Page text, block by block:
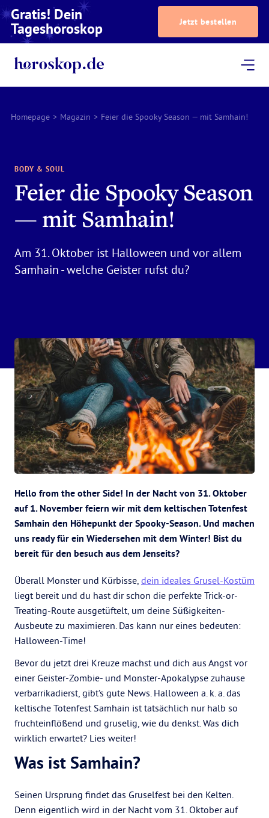
Gratis! Dein
Tageshoroskop Jetzt bestellen
Homepage > Magazin > Feier die Spooky Season — mit Samhain!
BODY & SOUL
Feier die Spooky Season
— mit Samhain!
Am 31. Oktober ist Halloween und vor allem
Samhain - welche Geister rufst du?
Hello from the other Side! In der Nacht von 31. Oktober
auf 1. November feiern wir mit dem keltischen Totenfest
Samhain den Höhepunkt der Spooky-Season. Und machen
uns ready für ein Wiedersehen mit dem Winter! Bist du
bereit für den besuch aus dem Jenseits?
Überall Monster und Kürbisse, dein ideales Grusel-Kostüm
liegt bereit und du hast dir schon die perfekte Trick-or-
Treating-Route ausgetüftelt, um deine Süßigkeiten-
Ausbeute zu maximieren. Das kann nur eines bedeuten:
Halloween-Time!
Bevor du jetzt drei Kreuze machst und dich aus Angst vor
einer Geister-Zombie- und Monster-Apokalypse zuhause
verbarrikadierst, gibt’s gute News. Halloween a. k. a. das
keltische Totenfest Samhain ist tatsächlich nur halb so
fruchteinflößend und gruselig, wie du denkst. Was dich
wirklich erwartet? Lies weiter!
Was ist Samhain?
Seinen Ursprung findet das Gruselfest bei den Kelten.
Denn eigentlich wird in der Nacht vom 31. Oktober auf